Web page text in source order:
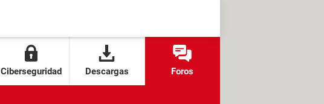
Ciberseguridad Descargas Foros